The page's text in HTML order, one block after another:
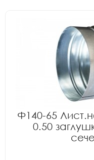
Ф140-65
0.50